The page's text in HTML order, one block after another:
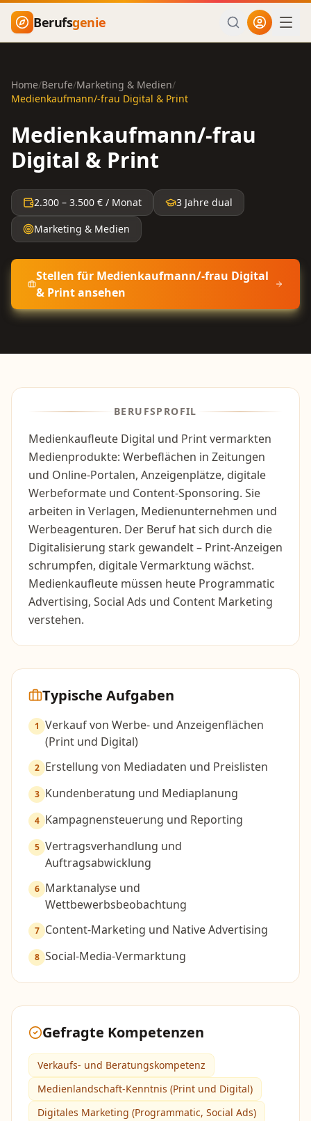
Zum Hauptinhalt springen
Berufsgenie
Home/Berufe/Marketing & Medien/
Medienkaufmann/-frau Digital & Print
Medienkaufmann/-frau
Digital & Print
2.300 – 3.500 € / Monat
3 Jahre dual
Marketing & Medien
Stellen für Medienkaufmann/-frau Digital
& Printansehen
BERUFSPROFIL
Medienkaufleute Digital und Print vermarkten
Medienprodukte: Werbeflächen in Zeitungen
und Online-Portalen, Anzeigenplätze, digitale
Werbeformate und Content-Sponsoring. Sie
arbeiten in Verlagen, Medienunternehmen und
Werbeagenturen. Der Beruf hat sich durch die
Digitalisierung stark gewandelt – Print-Anzeigen
schrumpfen, digitale Vermarktung wächst.
Medienkaufleute müssen heute Programmatic
Advertising, Social Ads und Content Marketing
verstehen.
Typische Aufgaben
1 Verkauf von Werbe- und Anzeigenflächen
(Print und Digital)
2 Erstellung von Mediadaten und Preislisten
3 Kundenberatung und Mediaplanung
4 Kampagnensteuerung und Reporting
5 Vertragsverhandlung und
Auftragsabwicklung
6 Marktanalyse und
Wettbewerbsbeobachtung
7 Content-Marketing und Native Advertising
8 Social-Media-Vermarktung
Gefragte Kompetenzen
Verkaufs- und Beratungskompetenz
Medienlandschaft-Kenntnis (Print und Digital)
Digitales Marketing (Programmatic, Social Ads)